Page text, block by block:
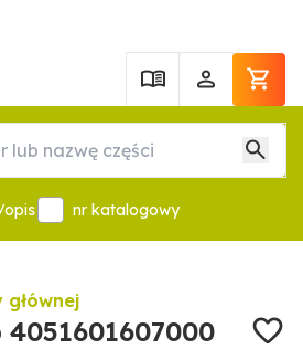
nr katalogowy